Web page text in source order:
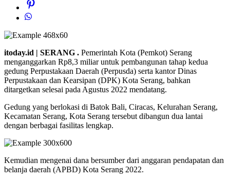
itoday.id | SERANG . Pemerintah Kota (Pemkot) Serang
menganggarkan Rp8,3 miliar untuk pembangunan tahap kedua
gedung Perpustakaan Daerah (Perpusda) serta kantor Dinas
Perpustakaan dan Kearsipan (DPK) Kota Serang, bahkan
ditargetkan selesai pada Agustus 2022 mendatang.
Gedung yang berlokasi di Batok Bali, Ciracas, Kelurahan Serang,
Kecamatan Serang, Kota Serang tersebut dibangun dua lantai
dengan berbagai fasilitas lengkap.
Kemudian mengenai dana bersumber dari anggaran pendapatan dan
belanja daerah (APBD) Kota Serang 2022.